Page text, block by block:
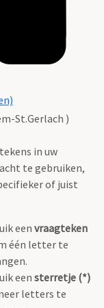
St.Gerlach )
in uw
te gebruiken,
of juist
eenvraagteken
één letter te
eensterretje (*)
letters te